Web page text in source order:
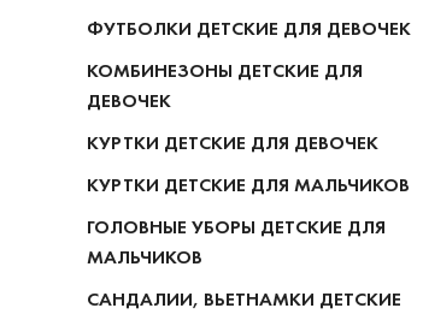
ФУТБОЛКИ ДЕТСКИЕ ДЛЯ ДЕВОЧЕК
КОМБИНЕЗОНЫ ДЕТСКИЕ ДЛЯ
ДЕВОЧЕК
КУРТКИ ДЕТСКИЕ ДЛЯ ДЕВОЧЕК
КУРТКИ ДЕТСКИЕ ДЛЯ МАЛЬЧИКОВ
ГОЛОВНЫЕ УБОРЫ ДЕТСКИЕ ДЛЯ
МАЛЬЧИКОВ
САНДАЛИИ, ВЬЕТНАМКИ ДЕТСКИЕ